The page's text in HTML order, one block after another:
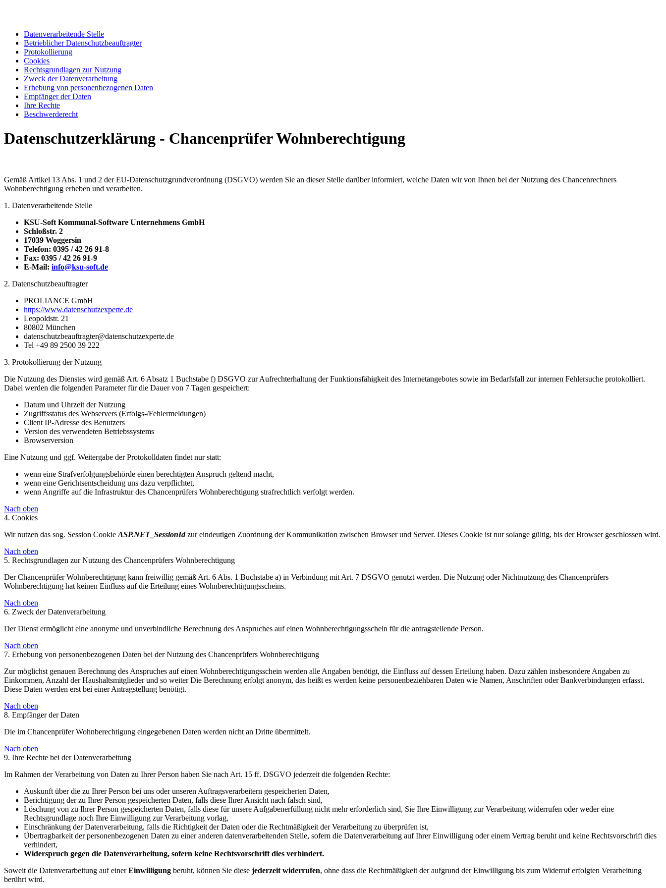
Datenverarbeitende Stelle
Betrieblicher Datenschutzbeauftragter
Protokollierung
Cookies
Rechtsgrundlagen zur Nutzung
Zweck der Datenverarbeitung
Erhebung von personenbezogenen Daten
Empfänger der Daten
Ihre Rechte
Beschwerderecht
Datenschutzerklärung - Chancenprüfer Wohnberechtigung
Gemäß Artikel 13 Abs. 1 und 2 der EU-Datenschutzgrundverordnung (DSGVO) werden Sie an dieser Stelle darüber informiert, welche Daten wir von Ihnen bei der Nutzung des Chancenrechners
Wohnberechtigung erheben und verarbeiten.
1. Datenverarbeitende Stelle
KSU-Soft Kommunal-Software Unternehmens GmbH
Schloßstr. 2
17039 Woggersin
Telefon: 0395 / 42 26 91-8
Fax: 0395 / 42 26 91-9
E-Mail: info@ksu-soft.de
2. Datenschutzbeauftragter
PROLIANCE GmbH
https://www.datenschutzexperte.de
Leopoldstr. 21
80802 München
datenschutzbeauftragter@datenschutzexperte.de
Tel +49 89 2500 39 222
3. Protokollierung der Nutzung
Die Nutzung des Dienstes wird gemäß Art. 6 Absatz 1 Buchstabe f) DSGVO zur Aufrechterhaltung der Funktionsfähigkeit des Internetangebotes sowie im Bedarfsfall zur internen Fehlersuche protokolliert.
Dabei werden die folgenden Parameter für die Dauer von 7 Tagen gespeichert:
Datum und Uhrzeit der Nutzung
Zugriffsstatus des Webservers (Erfolgs-/Fehlermeldungen)
Client IP-Adresse des Benutzers
Version des verwendeten Betriebssystems
Browserversion
Eine Nutzung und ggf. Weitergabe der Protokolldaten findet nur statt:
wenn eine Strafverfolgungsbehörde einen berechtigten Anspruch geltend macht,
wenn eine Gerichtsentscheidung uns dazu verpflichtet,
wenn Angriffe auf die Infrastruktur des Chancenprüfers Wohnberechtigung strafrechtlich verfolgt werden.
Nach oben
4. Cookies
Wir nutzen das sog. Session Cookie ASP.NET_SessionIdzur eindeutigen Zuordnung der Kommunikation zwischen Browser und Server. Dieses Cookie ist nur solange gültig, bis der Browser geschlossen wird.
Nach oben
5. Rechtsgrundlagen zur Nutzung des Chancenprüfers Wohnberechtigung
Der Chancenprüfer Wohnberechtigung kann freiwillig gemäß Art. 6 Abs. 1 Buchstabe a) in Verbindung mit Art. 7 DSGVO genutzt werden. Die Nutzung oder Nichtnutzung des Chancenprüfers
Wohnberechtigung hat keinen Einfluss auf die Erteilung eines Wohnberechtigungsscheins.
Nach oben
6. Zweck der Datenverarbeitung
Der Dienst ermöglicht eine anonyme und unverbindliche Berechnung des Anspruches auf einen Wohnberechtigungsschein für die antragstellende Person.
Nach oben
7. Erhebung von personenbezogenen Daten bei der Nutzung des Chancenprüfers Wohnberechtigung
Zur möglichst genauen Berechnung des Anspruches auf einen Wohnberechtigungsschein werden alle Angaben benötigt, die Einfluss auf dessen Erteilung haben. Dazu zählen insbesondere Angaben zu
Einkommen, Anzahl der Haushaltsmitglieder und so weiter Die Berechnung erfolgt anonym, das heißt es werden keine personenbeziehbaren Daten wie Namen, Anschriften oder Bankverbindungen erfasst.
Diese Daten werden erst bei einer Antragstellung benötigt.
Nach oben
8. Empfänger der Daten
Die im Chancenprüfer Wohnberechtigung eingegebenen Daten werden nicht an Dritte übermittelt.
Nach oben
9. Ihre Rechte bei der Datenverarbeitung
Im Rahmen der Verarbeitung von Daten zu Ihrer Person haben Sie nach Art. 15 ff. DSGVO jederzeit die folgenden Rechte:
Auskunft über die zu Ihrer Person bei uns oder unseren Auftragsverarbeitern gespeicherten Daten,
Berichtigung der zu Ihrer Person gespeicherten Daten, falls diese Ihrer Ansicht nach falsch sind,
Löschung von zu Ihrer Person gespeicherten Daten, falls diese für unsere Aufgabenerfüllung nicht mehr erforderlich sind, Sie Ihre Einwilligung zur Verarbeitung widerrufen oder weder eine
Rechtsgrundlage noch Ihre Einwilligung zur Verarbeitung vorlag,
Einschränkung der Datenverarbeitung, falls die Richtigkeit der Daten oder die Rechtmäßigkeit der Verarbeitung zu überprüfen ist,
Übertragbarkeit der personenbezogenen Daten zu einer anderen datenverarbeitenden Stelle, sofern die Datenverarbeitung auf Ihrer Einwilligung oder einem Vertrag beruht und keine Rechtsvorschrift dies
verhindert,
Widerspruch gegen die Datenverarbeitung, sofern keine Rechtsvorschrift dies verhindert.
Soweit die Datenverarbeitung auf einerEinwilligung beruht, können Sie diese jederzeit widerrufen, ohne dass die Rechtmäßigkeit der aufgrund der Einwilligung bis zum Widerruf erfolgten Verarbeitung
berührt wird.